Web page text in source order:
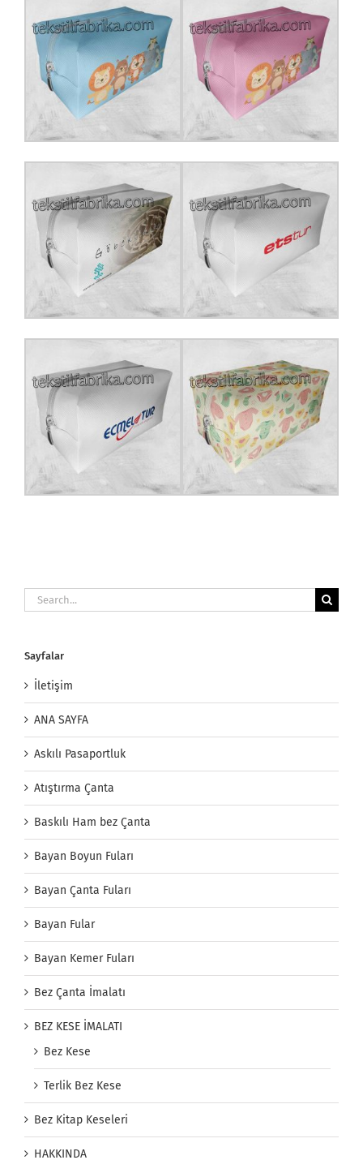
Search
for:
Sayfalar
İletişim
ANA SAYFA
Askılı Pasaportluk
Atıştırma Çanta
Baskılı Ham bez Çanta
Bayan Boyun Fuları
Bayan Çanta Fuları
Bayan Fular
Bayan Kemer Fuları
Bez Çanta İmalatı
BEZ KESE İMALATI
Bez Kese
Terlik Bez Kese
Bez Kitap Keseleri
HAKKINDA